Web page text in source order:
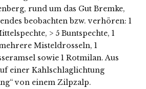
rund um das Gut Bremke,
beobachten bzw. verhören: 1
> 5 Buntspechte, 1
Misteldrosseln, 1
sowie 1 Rotmilan. Aus
einer Kahlschlaglichtung
von einem Zilpzalp.